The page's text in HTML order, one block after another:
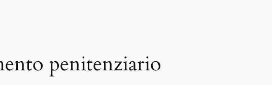
penitenziario